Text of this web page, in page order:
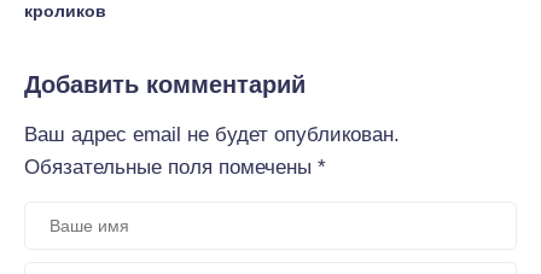
кроликов
Добавить комментарий
Ваш адрес email не будет опубликован.
Обязательные поля помечены *